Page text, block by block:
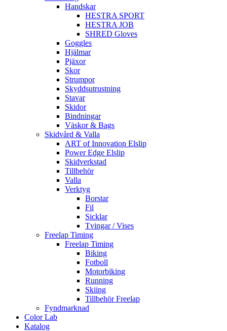
Handskar
HESTRA SPORT
HESTRA JOB
SHRED Gloves
Goggles
Hjälmar
Pjäxor
Skor
Strumpor
Skyddsutrustning
Stavar
Skidor
Bindningar
Väskor & Bags
Skidvård & Valla
ART of Innovation Elslip
Power Edge Elslip
Skidverkstad
Tillbehör
Valla
Verktyg
Borstar
Fil
Sicklar
Tvingar / Vises
Freelap Timing
Freelap Timing
Biking
Fotboll
Motorbiking
Running
Skiing
Tillbehör Freelap
Fyndmarknad
Color Lab
Katalog